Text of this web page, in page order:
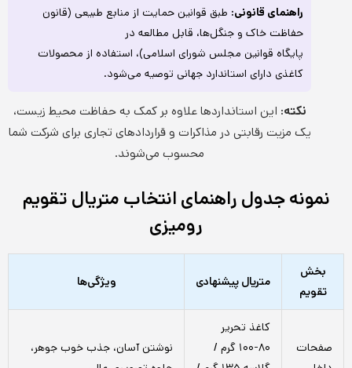
راهنمای قانونی: طبق قوانین حمایت از منابع طبیعی (قانون
حفاظت خاک و جنگل‌ها، قابل مطالعه در
پایگاه قوانین مجلس شورای اسلامی)، استفاده از محصولات
کاغذی دارای استاندارد جهانی توصیه می‌شود.
نکته: این استانداردها علاوه بر کمک به حفاظت محیط زیست،
یک مزیت رقابتی در مذاکرات و قراردادهای تجاری برای شرکت شما
محسوب می‌شوند.
نمونه جدول راهنمای انتخاب متریال تقویم
رومیزی
بخش
تقویم
متریال پیشنهادی ویژگی‌ها
صفحات
کاغذ تحریر
۸۰-۱۰۰ گرم /
نوشتن آسان، جذب خوب جوهر،